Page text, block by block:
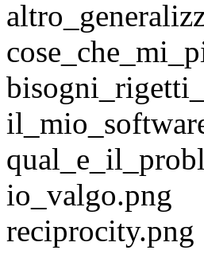
io_valgo.png
reciprocity.png